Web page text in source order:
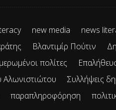
new media news
Βλαντιμίρ Πούτιν
πολίτες
Αλωνιστιώτου Συλλήψεις
παραπληροφόρηση